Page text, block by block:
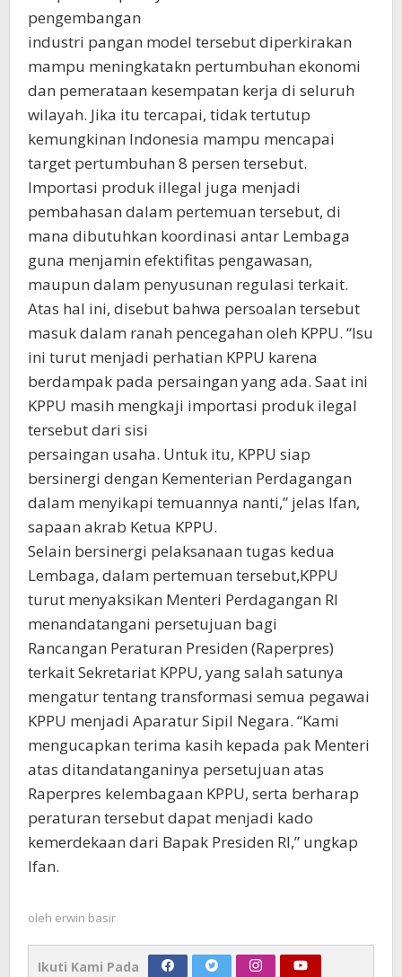
pengembangan
industri pangan model tersebut diperkirakan
mampu meningkatakn pertumbuhan ekonomi
dan pemerataan kesempatan kerja di seluruh
wilayah. Jika itu tercapai, tidak tertutup
kemungkinan Indonesia mampu mencapai
target pertumbuhan 8 persen tersebut.
Importasi produk illegal juga menjadi
pembahasan dalam pertemuan tersebut, di
mana dibutuhkan koordinasi antar Lembaga
guna menjamin efektifitas pengawasan,
maupun dalam penyusunan regulasi terkait.
Atas hal ini, disebut bahwa persoalan tersebut
masuk dalam ranah pencegahan oleh KPPU. “Isu
ini turut menjadi perhatian KPPU karena
berdampak pada persaingan yang ada. Saat ini
KPPU masih mengkaji importasi produk ilegal
tersebut dari sisi
persaingan usaha. Untuk itu, KPPU siap
bersinergi dengan Kementerian Perdagangan
dalam menyikapi temuannya nanti,” jelas Ifan,
sapaan akrab Ketua KPPU.
Selain bersinergi pelaksanaan tugas kedua
Lembaga, dalam pertemuan tersebut,KPPU
turut menyaksikan Menteri Perdagangan RI
menandatangani persetujuan bagi
Rancangan Peraturan Presiden (Raperpres)
terkait Sekretariat KPPU, yang salah satunya
mengatur tentang transformasi semua pegawai
KPPU menjadi Aparatur Sipil Negara. “Kami
mengucapkan terima kasih kepada pak Menteri
atas ditandatanganinya persetujuan atas
Raperpres kelembagaan KPPU, serta berharap
peraturan tersebut dapat menjadi kado
kemerdekaan dari Bapak Presiden RI,” ungkap
Ifan.
oleh erwin basir
Ikuti Kami Pada